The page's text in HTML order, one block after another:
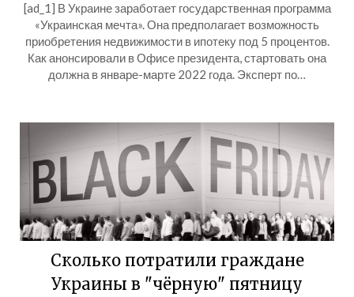
[ad_1] В Украине заработает государственная программа
«Украинская мечта». Она предполагает возможность
приобретения недвижимости в ипотеку под 5 процентов.
Как анонсировали в Офисе президента, стартовать она
должна в январе-марте 2022 года. Эксперт по…
Сколько потратили граждане
Украины в "чёрную" пятницу